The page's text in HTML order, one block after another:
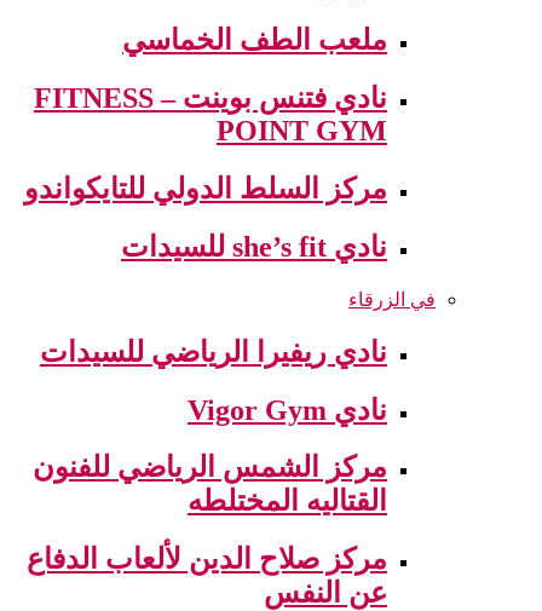
ملعب الطف الخماسي
نادي فتنس بوينت – FITNESS
POINT GYM
مركز السلط الدولي للتايكواندو
نادي she’s fit للسيدات
في الزرقاء
نادي ريفيرا الرياضي للسيدات
نادي Vigor Gym
مركز الشمس الرياضي للفنون
القتاليه المختلطه
مركز صلاح الدين لألعاب الدفاع
عن النفس